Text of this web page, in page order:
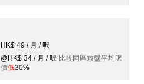
HK$ 49 / 月 / 呎
@HK$ 34 / 月 / 呎 比較同區放盤平均呎
價低30%